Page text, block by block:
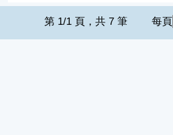
第 1/1 頁，共 7 筆 每頁